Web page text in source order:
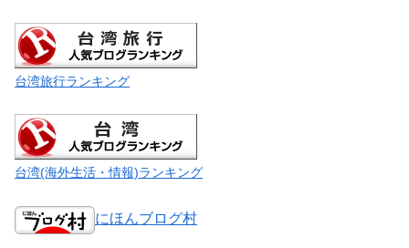
台湾旅行ランキング
台湾(海外生活・情報)ランキング
にほんブログ村